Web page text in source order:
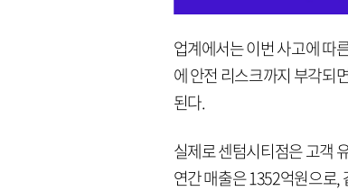
업계에서는 이번 사고에 따
에 안전 리스크까지 부각되
된다.
실제로 센텀시티점은 고객
연간 매출은 1352억원으로,